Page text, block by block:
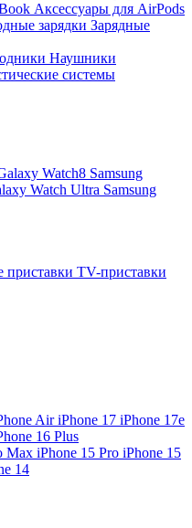
Аксессуары для AirPods
зарядки Зарядные
Наушники
системы
Watch8 Samsung
Watch Ultra Samsung
приставки TV-приставки
AiriPhone 17 iPhone 17e
16 Plus
Max iPhone 15 Pro iPhone 15
14